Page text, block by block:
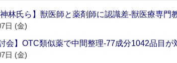
神林氏ら】獣医師と薬剤師に認識差‐獣医療専門
日 (金)
会】OTC類似薬で中間整理‐77成分1042品目が
日 (金)